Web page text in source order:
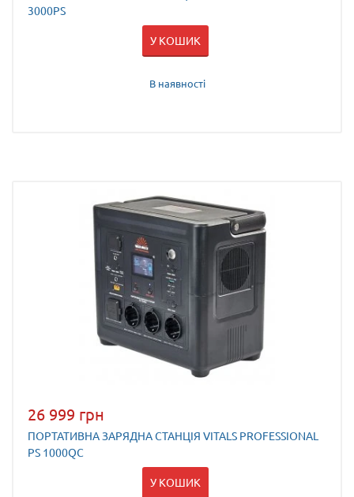
3000PS
У КОШИК
В наявності
26 999 грн
ПОРТАТИВНА ЗАРЯДНА СТАНЦІЯ VITALS PROFESSIONAL
PS 1000QC
У КОШИК